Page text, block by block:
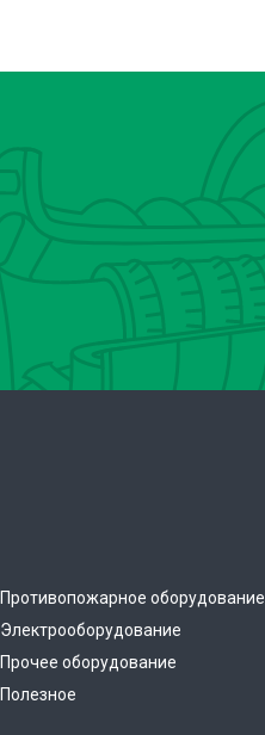
Противопожарное оборудование
Электрооборудование
Прочее оборудование
Полезное